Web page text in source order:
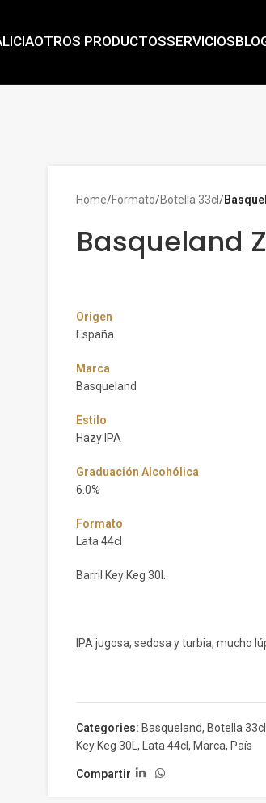
OTROS PRODUCTOSSERVICIOS
Home/Formato/Botella 33cl/
Basqueland
Origen
España
Marca
Basqueland
Estilo
Hazy IPA
Graduación Alcohólica
6.0%
Formato
Lata 44cl
Barril Key Keg 30l.
IPA jugosa, sedosa y turbia, mucho
Categories: Basqueland, Botella 33cl
Key Keg 30L , Lata 44cl, Marca, País
Compartir